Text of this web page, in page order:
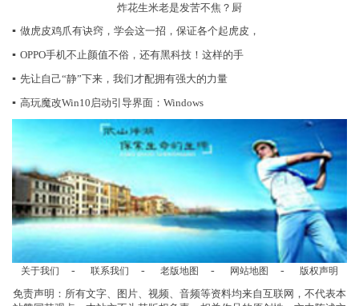
炸花生米老是发苦不焦？厨
▪ 做虎皮鸡爪有诀窍，学会这一招，保证各个起虎皮，
▪ OPPO手机不止颜值不俗，还有黑科技！这样的手
▪ 先让自己“静”下来，我们才配拥有强大的力量
▪ 高玩魔改Win10启动引导界面：Windows
关于我们 - 联系我们 - 老版地图 - 网站地图 - 版权声明
免责声明：所有文字、图片、视频、音频等资料均来自互联网，不代表本